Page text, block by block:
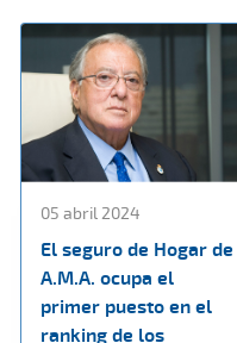
05 abril 2024
El seguro de Hogar de
A.M.A. ocupa el
primer puesto en el
ranking de los